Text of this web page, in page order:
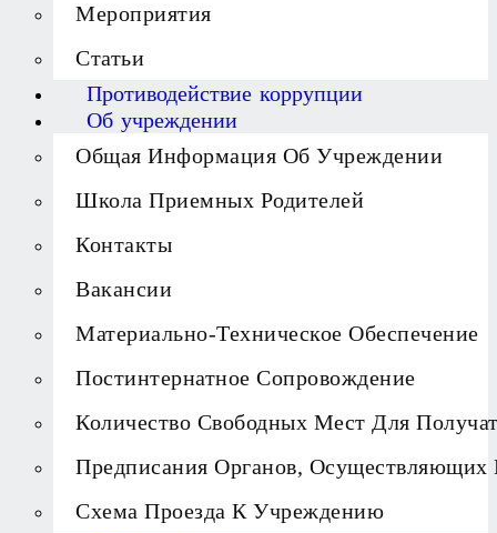
Мероприятия
Статьи
Противодействие коррупции
Об учреждении
Общая Информация Об Учреждении
Школа Приемных Родителей
Контакты
Вакансии
Материально-Техническое Обеспечение
Постинтернатное Сопровождение
Количество Свободных Мест Для
Предписания Органов, Осуществляющих
Схема Проезда К Учреждению